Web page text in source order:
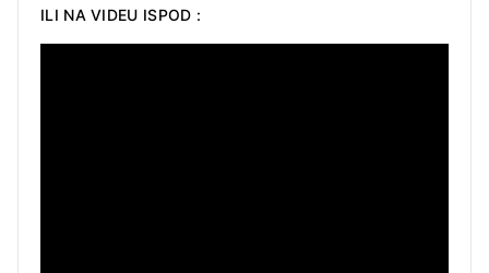
ILI NA VIDEU ISPOD :